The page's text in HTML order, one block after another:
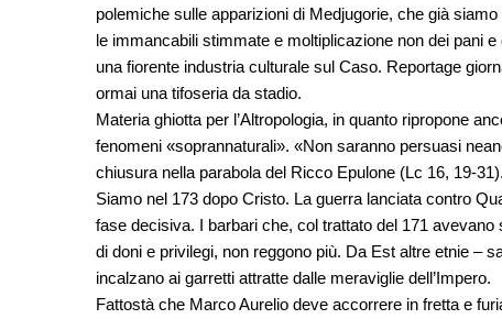
polemiche sulle apparizioni di Medjugorie, che già
le immancabili stimmate e moltiplicazione non dei pani
una fiorente industria culturale sul Caso. Reportage
ormai una tifoseria da stadio.
Materia ghiotta per l’Altropologia, in quanto ripropone
fenomeni «soprannaturali». «Non saranno persuasi
chiusura nella parabola del Ricco Epulone (Lc 16, 19-31).
Siamo nel 173 dopo Cristo. La guerra lanciata contro
fase decisiva. I barbari che, col trattato del 171
di doni e privilegi, non reggono più. Da Est altre etnie –
incalzano ai garretti attratte dalle meraviglie dell’Impero.
Fattostà che Marco Aurelio deve accorrere in fretta e